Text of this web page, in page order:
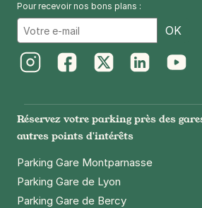
Pour recevoir nos bons plans :
OK
Réservez votre parking près des
autres points d'intérêts
Parking Gare Montparnasse
Parking Gare de Lyon
Parking Gare de Bercy